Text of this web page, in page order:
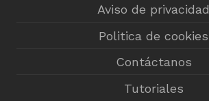
Aviso de privacidad
Politica de cookies
Contáctanos
Tutoriales